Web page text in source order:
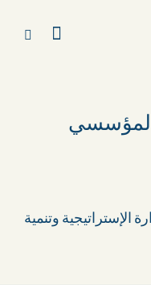
الإستراتيجية وتنمية